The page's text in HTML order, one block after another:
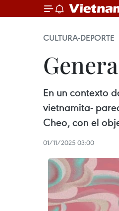
CULTURA-DEPORTE
En un contexto
vietnamita-
Cheo, con el
01/11/2025 03:00